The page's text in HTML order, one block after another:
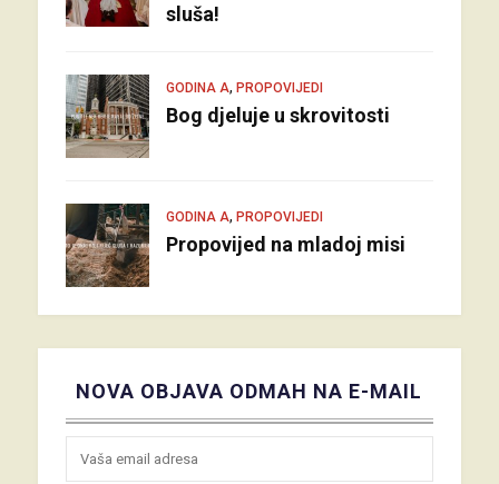
sluša!
GODINA A, PROPOVIJEDI
Bog djeluje u skrovitosti
GODINA A, PROPOVIJEDI
Propovijed na mladoj misi
NOVA OBJAVA ODMAH NA E-MAIL